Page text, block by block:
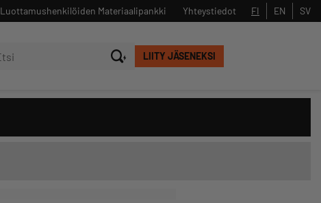
Yhteystiedot
Luottamushenkilöiden Materiaalipankki FI EN SV
LIITY JÄSENEKSI
Sulje